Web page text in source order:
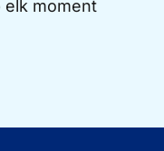
elk moment